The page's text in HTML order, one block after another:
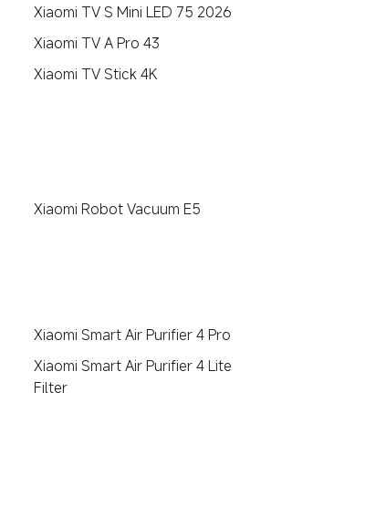
Xiaomi TV S Mini LED 75 2026
Xiaomi TV A Pro 43
Xiaomi TV Stick 4K
Xiaomi Robot Vacuum E5
Xiaomi Smart Air Purifier 4 Pro
Xiaomi Smart Air Purifier 4 Lite
Filter